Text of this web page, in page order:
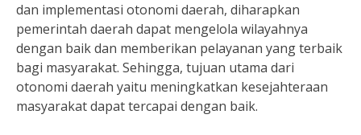
dan implementasi otonomi daerah, diharapkan
pemerintah daerah dapat mengelola wilayahnya
dengan baik dan memberikan pelayanan yang terbaik
bagi masyarakat. Sehingga, tujuan utama dari
otonomi daerah yaitu meningkatkan kesejahteraan
masyarakat dapat tercapai dengan baik.